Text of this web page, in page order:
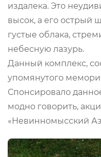
издалека. Это
высок, а его острый
густые облака,
небесную лазурь.
Данный комплекс,
упомянутого
Спонсировало
модно говорить,
«Невинномысский